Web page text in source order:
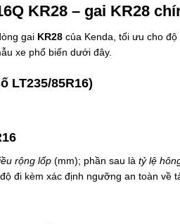
KR28 – gai KR28
gai KR28 của Kenda, tối ưu cho
xe phổ biến dưới đây.
LT235/85R16)
rộng lốp (mm); phần sau là tỷ lệ
đi kèm xác định ngưỡng an toàn về